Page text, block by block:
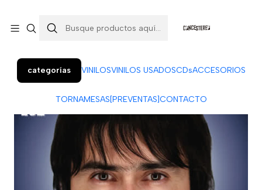
categorías VINILOSVINILOS USADOSCDsACCESORIOS
TORNAMESAS[PREVENTAS]CONTACTO